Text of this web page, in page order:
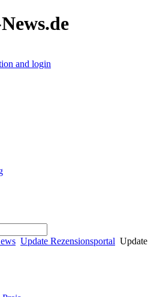
and login
Update Rezensionsportal Update